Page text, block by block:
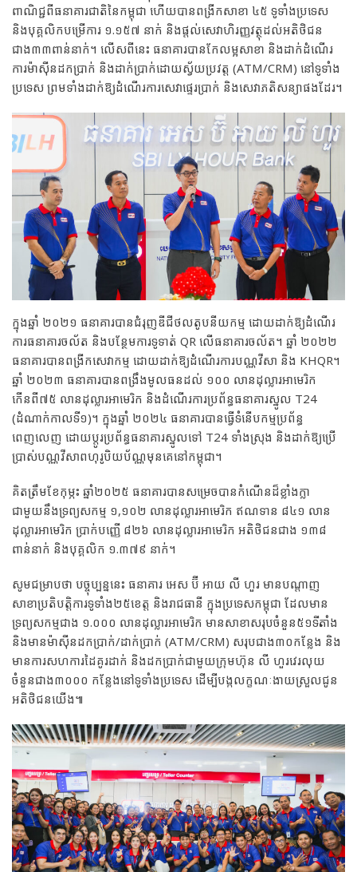
ពាណិជ្ជពីធនាគារជាតិនៃកម្ពុជា ហើយបានពង្រីកសាខា ៤៥ ទូទាំងប្រទេស
និងបុគ្គលិកបម្រើការ ១.១៥៧ នាក់ និងផ្តល់សេវាហិរញ្ញវត្ថុដល់អតិថិជន
ជាង៣៣ពាន់នាក់។ លើសពីនេះ ធនាគារបានកែលម្អសាខា និងដាក់ដំណើរ
ការម៉ាស៊ីនដកប្រាក់ និងដាក់ប្រាក់ដោយស្វ័យប្រវត្ត (ATM/CRM) នៅទូទាំង
ប្រទេស ព្រមទាំងដាក់ឱ្យដំណើរការសេវាផ្ទេរប្រាក់ និងសេវាភតិសន្យាផងដែរ។
ក្នុងឆ្នាំ ២០២១ ធនាគារបានជំរុញឌីជីថលតូបនីយកម្ម ដោយដាក់ឱ្យដំណើរ
ការធនាគារចល័ត និងបន្ថែមការទូទាត់ QR លើធនាគារចល័ត។ ឆ្នាំ ២០២២
ធនាគារបានពង្រីកសេវាកម្ម ដោយដាក់ឱ្យដំណើរការបណ្ណវីសា និង KHQR។
ឆ្នាំ ២០២៣ ធនាគារបានពង្រឹងមូលធនដល់ ១០០ លានដុល្លារអាមេរិក
កើនពី៧៥ លានដុល្លារអាមេរិក និងដំណើរការប្រព័ន្ធធនាគារស្នូល T24
(ដំណាក់កាលទី១)។ ក្នុងឆ្នាំ ២០២៤ ធនាគារបានធ្វើទំនើបកម្មប្រព័ន្ធ
ពេញលេញ ដោយប្តូរប្រព័ន្ធធនាគារស្នូលទៅ T24 ទាំងស្រុង និងដាក់ឱ្យប្រើ
ប្រាស់បណ្ណវីសាពហុរូបិយប័ណ្ណមុនគេនៅកម្ពុជា។
គិតត្រឹមខែកុម្ភះ ឆ្នាំ២០២៥ ធនាគារបានសម្រេចបានកំណើនដ៏ខ្លាំងក្លា
ជាមួយនឹងទ្រព្យសកម្ម ១,១០២ លានដុល្លារអាមេរិក ឥណទាន ៨៤១ លាន
ដុល្លារអាមេរិក ប្រាក់បញ្ញើ ៨២៦ លានដុល្លារអាមេរិក អតិថិជនជាង ១៣៨
ពាន់នាក់ និងបុគ្គលិក ១.៣៧៩ នាក់។
សូមជម្រាបថា បច្ចុប្បន្ននេះ ធនាគារ អេស ប៊ី អាយ លី ហួរ មានបណ្តាញ
សាខាប្រតិបត្តិការទូទាំង២៥ខេត្ត និងរាជធានី ក្នុងប្រទេសកម្ពុជា ដែលមាន
ទ្រព្យសកម្មជាង ១.០០០ លានដុល្លារអាមេរិក មានសាខាសរុបចំនួន៥១ទីតាំង
និងមានម៉ាស៊ីនដកប្រាក់/ដាក់ប្រាក់ (ATM/CRM) សរុបជាង៣០កន្លែង និង
មានការសហការដៃគូរដាក់ និងដកប្រាក់ជាមួយក្រុមហ៊ុន លី ហួរវេរលុយ
ចំនួនជាង៣០០០ កន្លែងនៅទូទាំងប្រទេស ដើម្បីបង្កលក្ខណៈងាយស្រួលជូន
អតិថិជនយើង៕